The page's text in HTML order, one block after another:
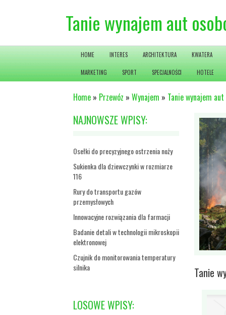
Tanie wynajem aut
HOME INTERES ARCHITEKTURA KWATERA
MARKETING SPORT SPECJALNOŚCI HOTELE
Home » Przewóz » Wynajem » Tanie wynajem
NAJNOWSZE WPISY:
Osełki do precyzyjnego ostrzenia noży
Sukienka dla dziewczynki w rozmiarze
116
Rury do transportu gazów
przemysłowych
Innowacyjne rozwiązania dla farmacji
Badanie detali w technologii mikroskopii
elektronowej
Czujnik do monitorowania temperatury
silnika
LOSOWE WPISY:
Tanie